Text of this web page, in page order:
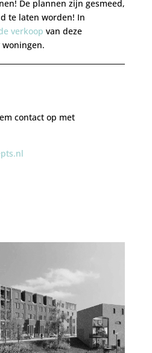
De plannen zijn gesmeed,
te laten worden! In
verkoop van deze
contact op met